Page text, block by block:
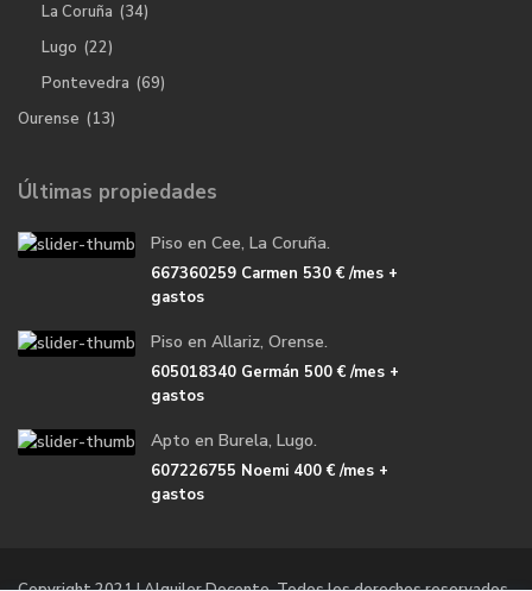
La Coruña (34)
Lugo (22)
Pontevedra (69)
Ourense (13)
Últimas propiedades
Piso en Cee, La Coruña.
667360259 Carmen 530 €/mes +
gastos
Piso en Allariz, Orense.
605018340 Germán 500 €/mes +
gastos
Apto en Burela, Lugo.
607226755 Noemi 400 €/mes +
gastos